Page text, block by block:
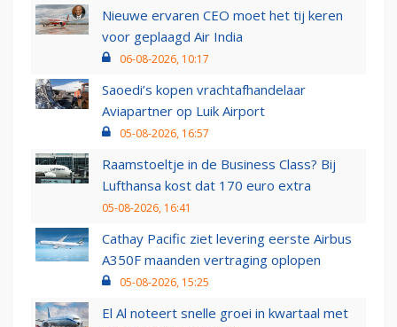
Nieuwe ervaren CEO moet het tij keren
voor geplaagd Air India
06-08-2026, 10:17
Saoedi’s kopen vrachtafhandelaar
Aviapartner op Luik Airport
05-08-2026, 16:57
Raamstoeltje in de Business Class? Bij
Lufthansa kost dat 170 euro extra
05-08-2026, 16:41
Cathay Pacific ziet levering eerste Airbus
A350F maanden vertraging oplopen
05-08-2026, 15:25
El Al noteert snelle groei in kwartaal met